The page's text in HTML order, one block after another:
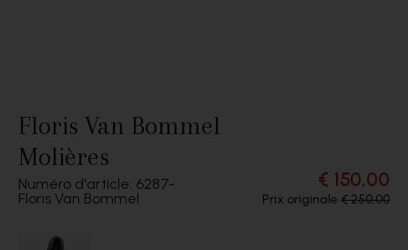
Floris Van Bommel
Molières
Numéro d'article: 6287
Floris Van Bommel
€ 150,00
Prix originale € 250,00